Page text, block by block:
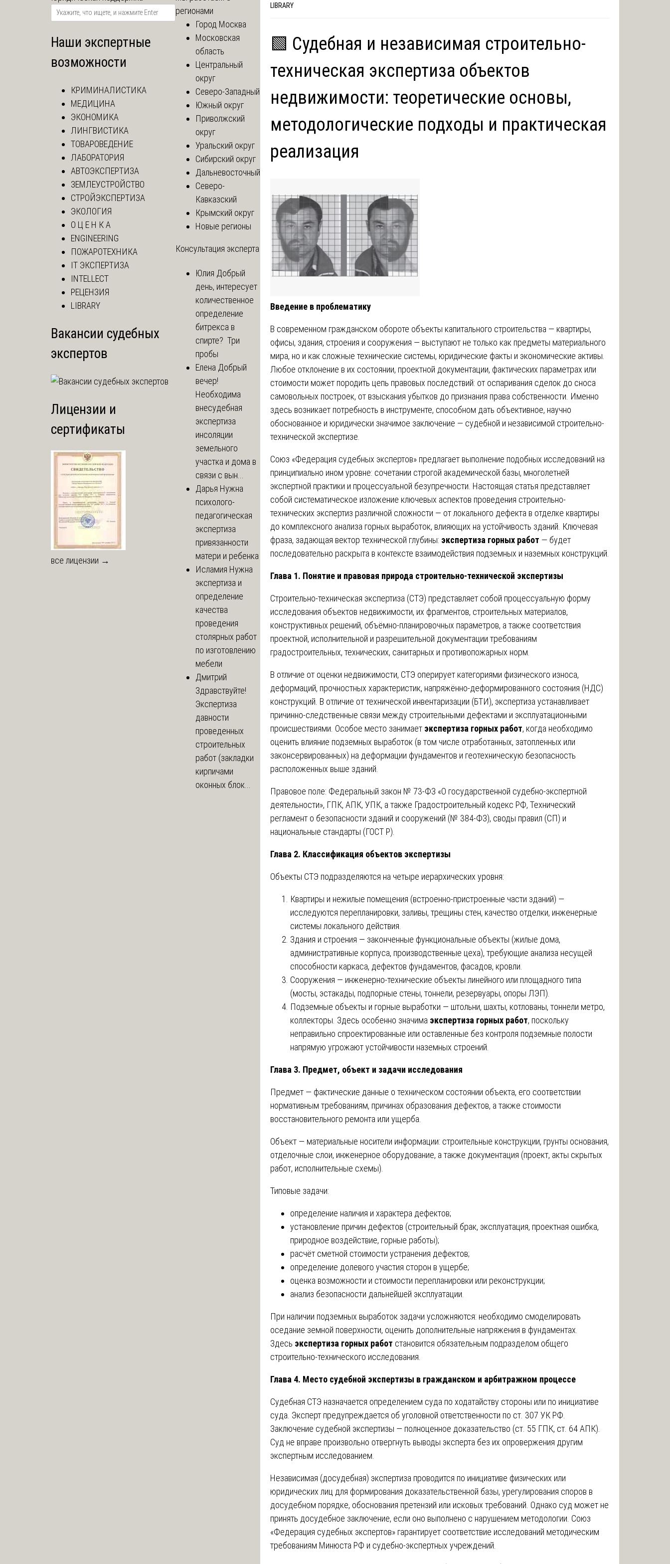
LIBRARY
🟩 Судебная и независимая строительно-
техническая экспертиза объектов
недвижимости: теоретические основы,
методологические подходы и практическая
реализация
Введение в проблематику
В современном гражданском обороте объекты капитального строительства — квартиры,
офисы, здания, строения и сооружения — выступают не только как предметы материального
мира, но и как сложные технические системы, юридические факты и экономические активы.
Любое отклонение в их состоянии, проектной документации, фактических параметрах или
стоимости может породить цепь правовых последствий: от оспаривания сделок до сноса
самовольных построек, от взыскания убытков до признания права собственности. Именно
здесь возникает потребность в инструменте, способном дать объективное, научно
обоснованное и юридически значимое заключение — судебной и независимой строительно-
технической экспертизе.
Союз «Федерация судебных экспертов» предлагает выполнение подобных исследований на
принципиально ином уровне: сочетании строгой академической базы, многолетней
экспертной практики и процессуальной безупречности. Настоящая статья представляет
собой систематическое изложение ключевых аспектов проведения строительно-
технических экспертиз различной сложности — от локального дефекта в отделке квартиры
до комплексного анализа горных выработок, влияющих на устойчивость зданий. Ключевая
фраза, задающая вектор технической глубины: экспертиза горных работ — будет
последовательно раскрыта в контексте взаимодействия подземных и наземных конструкций.
Глава 1. Понятие и правовая природа строительно-технической экспертизы
Строительно-техническая экспертиза (СТЭ) представляет собой процессуальную форму
исследования объектов недвижимости, их фрагментов, строительных материалов,
конструктивных решений, объёмно-планировочных параметров, а также соответствия
проектной, исполнительной и разрешительной документации требованиям
градостроительных, технических, санитарных и противопожарных норм.
В отличие от оценки недвижимости, СТЭ оперирует категориями физического износа,
деформаций, прочностных характеристик, напряжённо-деформированного состояния (НДС)
конструкций. В отличие от технической инвентаризации (БТИ), экспертиза устанавливает
причинно-следственные связи между строительными дефектами и эксплуатационными
происшествиями. Особое место занимает экспертиза горных работ, когда необходимо
оценить влияние подземных выработок (в том числе отработанных, затопленных или
законсервированных) на деформации фундаментов и геотехническую безопасность
расположенных выше зданий.
Правовое поле: Федеральный закон № 73-ФЗ «О государственной судебно-экспертной
деятельности», ГПК, АПК, УПК, а также Градостроительный кодекс РФ, Технический
регламент о безопасности зданий и сооружений (№ 384-ФЗ), своды правил (СП) и
национальные стандарты (ГОСТ Р).
Глава 2. Классификация объектов экспертизы
Объекты СТЭ подразделяются на четыре иерархических уровня:
Квартиры и нежилые помещения (встроенно-пристроенные части зданий) —
исследуются перепланировки, заливы, трещины стен, качество отделки, инженерные
системы локального действия.
Здания и строения — законченные функциональные объекты (жилые дома,
административные корпуса, производственные цеха), требующие анализа несущей
способности каркаса, дефектов фундаментов, фасадов, кровли.
Сооружения — инженерно-технические объекты линейного или площадного типа
(мосты, эстакады, подпорные стены, тоннели, резервуары, опоры ЛЭП).
Подземные объекты и горные выработки — штольни, шахты, котлованы, тоннели метро,
коллекторы. Здесь особенно значима экспертиза горных работ, поскольку
неправильно спроектированные или оставленные без контроля подземные полости
напрямую угрожают устойчивости наземных строений.
Глава 3. Предмет, объект и задачи исследования
Предмет — фактические данные о техническом состоянии объекта, его соответствии
нормативным требованиям, причинах образования дефектов, а также стоимости
восстановительного ремонта или ущерба.
Объект — материальные носители информации: строительные конструкции, грунты основания,
отделочные слои, инженерное оборудование, а также документация (проект, акты скрытых
работ, исполнительные схемы).
Типовые задачи:
определение наличия и характера дефектов;
установление причин дефектов (строительный брак, эксплуатация, проектная ошибка,
природное воздействие, горные работы);
расчёт сметной стоимости устранения дефектов;
определение долевого участия сторон в ущербе;
оценка возможности и стоимости перепланировки или реконструкции;
анализ безопасности дальнейшей эксплуатации.
При наличии подземных выработок задачи усложняются: необходимо смоделировать
оседание земной поверхности, оценить дополнительные напряжения в фундаментах.
Здесь экспертиза горных работ становится обязательным подразделом общего
строительно-технического исследования.
Глава 4. Место судебной экспертизы в гражданском и арбитражном процессе
Судебная СТЭ назначается определением суда по ходатайству стороны или по инициативе
суда. Эксперт предупреждается об уголовной ответственности по ст. 307 УК РФ.
Заключение судебной экспертизы — полноценное доказательство (ст. 55 ГПК, ст. 64 АПК).
Суд не вправе произвольно отвергнуть выводы эксперта без их опровержения другим
экспертным исследованием.
Независимая (досудебная) экспертиза проводится по инициативе физических или
юридических лиц для формирования доказательственной базы, урегулирования споров в
досудебном порядке, обоснования претензий или исковых требований. Однако суд может не
принять досудебное заключение, если оно выполнено с нарушением методологии. Союз
«Федерация судебных экспертов» гарантирует соответствие исследований методическим
требованиям Минюста РФ и судебно-экспертных учреждений.
Наши экспертные
возможности
КРИМИНАЛИСТИКА
МЕДИЦИНА
ЭКОНОМИКА
ЛИНГВИСТИКА
ТОВАРОВЕДЕНИЕ
ЛАБОРАТОРИЯ
АВТОЭКСПЕРТИЗА
ЗЕМЛЕУСТРОЙСТВО
СТРОЙЭКСПЕРТИЗА
ЭКОЛОГИЯ
О Ц Е Н К А
ENGINEERING
ПОЖАРОТЕХНИКА
IT ЭКСПЕРТИЗА
INTELLECT
РЕЦЕНЗИЯ
LIBRARY
Вакансии судебных
экспертов
Лицензии и
сертификаты
все лицензии →
регионами
Город Москва
Московская
область
Центральный
округ
Северо-Западный
Южный округ
Приволжский
округ
Уральский округ
Сибирский округ
Дальневосточный
Северо-
Кавказский
Крымский округ
Новые регионы
Консультация эксперта
Юлия Добрый
день, интересует
количественное
определение
битрекса в
спирте? Три
пробы
Елена Добрый
вечер!
Необходима
внесудебная
экспертиза
инсоляции
земельного
участка и дома в
связи с вын...
Дарья Нужна
психолого-
педагогическая
экспертиза
привязанности
матери и ребенка
Исламия Нужна
экспертиза и
определение
качества
проведения
столярных работ
по изготовлению
мебели
Дмитрий
Здравствуйте!
Экспертиза
давности
проведенных
строительных
работ (закладки
кирпичами
оконных блок...